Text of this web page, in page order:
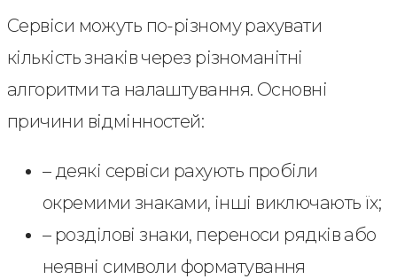
Сервіси можуть по-різному рахувати
кількість знаків через різноманітні
алгоритми та налаштування. Основні
причини відмінностей:
– деякі сервіси рахують пробіли
окремими знаками, інші виключають їх;
– розділові знаки, переноси рядків або
неявні символи форматування